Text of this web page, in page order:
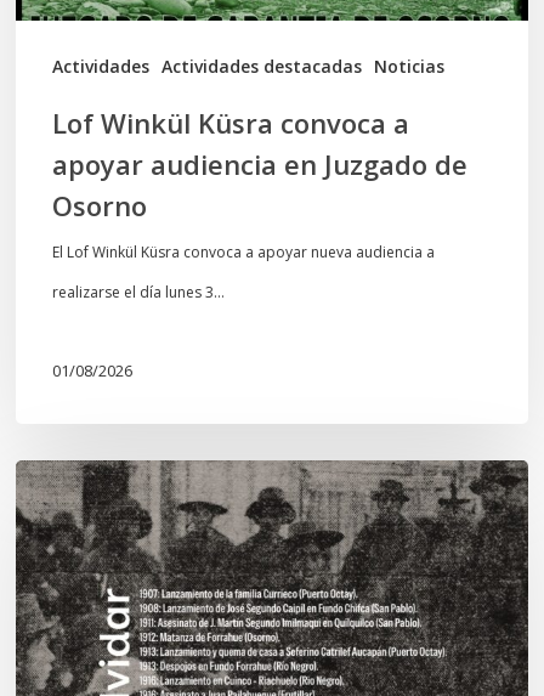
Actividades Actividades destacadas Noticias
Juzgado
Lof Winkül Küsra convoca a
apoyar audiencia en Juzgado de
Osorno
El Lof Winkül Küsra convoca a apoyar nueva audiencia a
realizarse el día lunes 3…
01/08/2026
Chawrakawin:
Palimpsesto
explora
a
través
del